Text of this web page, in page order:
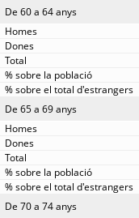
De 60 a 64 anys
De 65 a 69 anys
De 70 a 74 anys